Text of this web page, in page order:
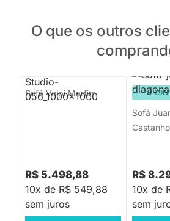
O que os outros
Sofá Volpi Marfim
R$ 5.498,88
10x de R$ 549,88
sem juros
Sofá
Castanho
R$
10x de
sem